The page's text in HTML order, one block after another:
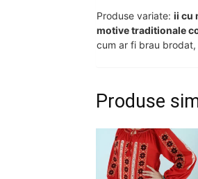
Produse variate: ii cu
motive traditionale
cum ar fi brau
Produse